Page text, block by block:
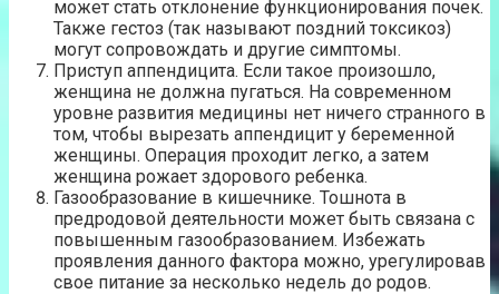
может стать отклонение функционирования почек.
Также гестоз (так называют поздний токсикоз)
могут сопровождать и другие симптомы.
Приступ аппендицита. Если такое произошло,
женщина не должна пугаться. На современном
уровне развития медицины нет ничего странного в
том, чтобы вырезать аппендицит у беременной
женщины. Операция проходит легко, а затем
женщина рожает здорового ребенка.
Газообразование в кишечнике. Тошнота в
предродовой деятельности может быть связана с
повышенным газообразованием. Избежать
проявления данного фактора можно, урегулировав
свое питание за несколько недель до родов.